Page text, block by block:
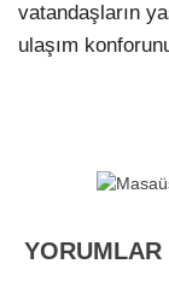
vatandaşların
ulaşım
YORUMLAR